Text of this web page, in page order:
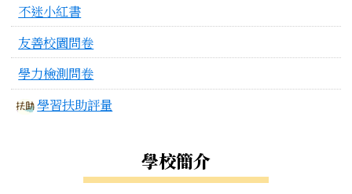
不迷小紅書
友善校園問卷
學力檢測問卷
學習扶助評量
學校簡介